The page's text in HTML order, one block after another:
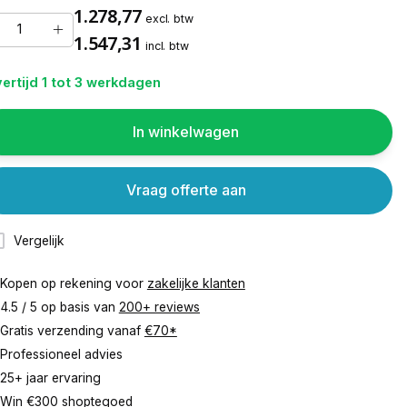
1.278,77 excl. btw
1.547,31 incl. btw
1 tot 3 werkdagen
In winkelwagen
Vergelijk
Vraag offerte aan
Kopen op rekening voor zakelijke klanten
4.5 / 5 op basis van 200+ reviews
Gratis verzending vanaf €70*
Professioneel advies
25+ jaar ervaring
Win €300 shoptegoed